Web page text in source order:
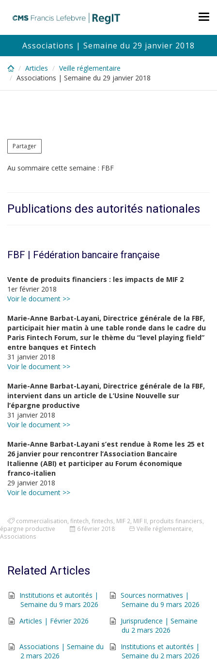
content
Associations | Semaine du 29 janvier 2018
Articles
Veille réglementaire
Associations | Semaine du 29 janvier 2018
Partager
Au sommaire cette semaine : FBF
Publications des autorités nationales
FBF | Fédération bancaire française
Vente de produits financiers : les impacts de MIF 2
1er février 2018
Voir le document >>
Marie-Anne Barbat-Layani, Directrice générale de la FBF,
participait hier matin à une table ronde dans le cadre du
Paris Fintech Forum, sur le thème du “level playing field”
entre banques et Fintech
31 janvier 2018
Voir le document >>
Marie-Anne Barbat-Layani, Directrice générale de la FBF,
intervient dans un article de L’Usine Nouvelle sur
l’épargne productive
31 janvier 2018
Voir le document >>
Marie-Anne Barbat-Layani s’est rendue à Rome les 25 et
26 janvier pour rencontrer l’Association Bancaire
Italienne (ABI) et participer au Forum économique
franco-italien
29 janvier 2018
Voir le document >>
commercialisation fintech fintechs MIF 2 MIF II produits financiers
épargne productive
6 février 2018 Veille réglementaire
Associations
Related Articles
Institutions et autorités |
Semaine du 9 mars 2026
Sources normatives |
Semaine du 9 mars 2026
Articles | Février 2026
Jurisprudence | Semaine
du 2 mars 2026
Associations | Semaine du
2 mars 2026
Institutions et autorités |
Semaine du 2 mars 2026